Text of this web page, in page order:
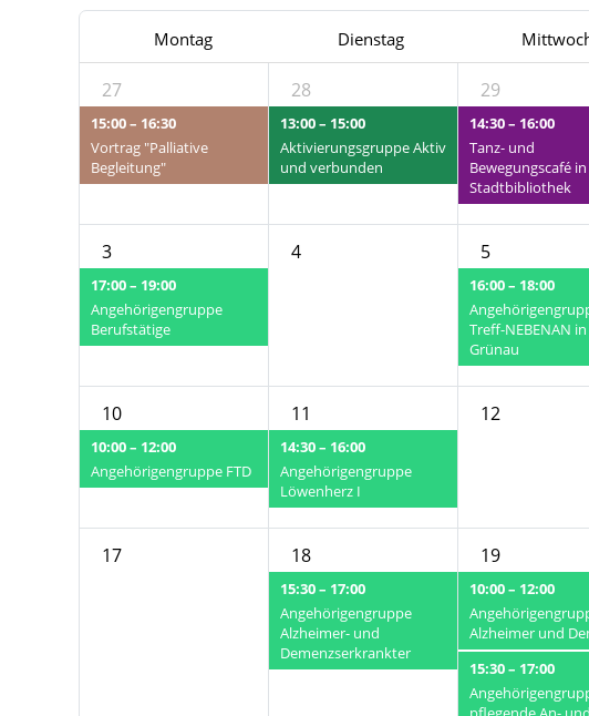
Montag Dienstag
27
15:00 – 16:30
Vortrag "Palliative
Begleitung"
28
13:00 – 15:00
Aktivierungsgruppe Aktiv
und verbunden
29
14:30 – 16:00
Tanz- und
Bewegungscafé
Stadtbibliothek
3
17:00 – 19:00
Angehörigengruppe
Berufstätige
4 5
16:00 – 18:00
Treff-NEBENAN in
Grünau
10
10:00 – 12:00
Angehörigengruppe FTD
11
14:30 – 16:00
Angehörigengruppe
Löwenherz I
12
17 18
15:30 – 17:00
Angehörigengruppe
Alzheimer- und
Demenzserkrankter
19
10:00 – 12:00
Alzheimer und
15:30 – 17:00